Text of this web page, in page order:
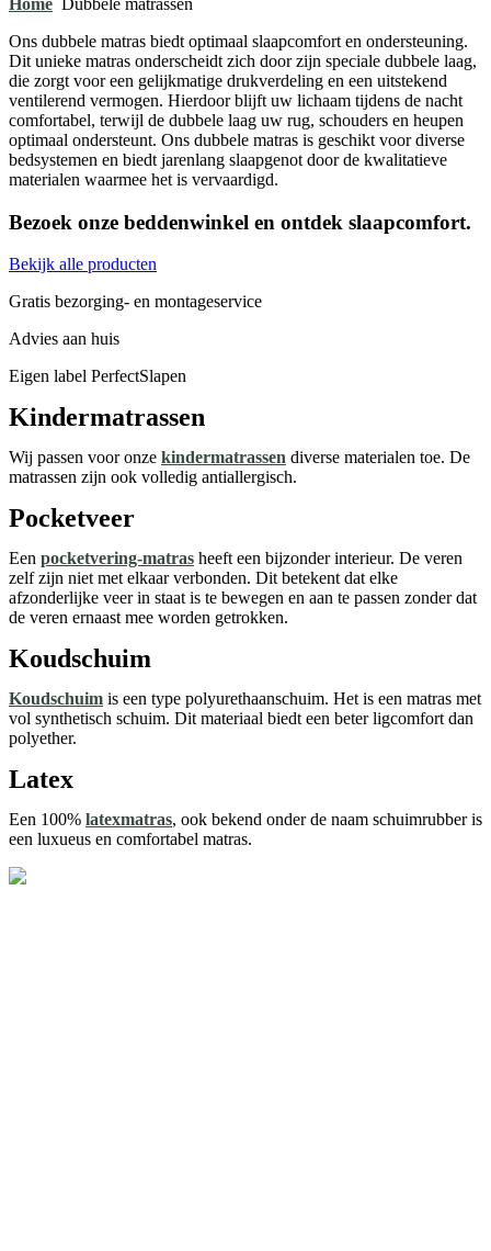
Ons dubbele matras biedt optimaal slaapcomfort en ondersteuning.
Dit unieke matras onderscheidt zich door zijn speciale dubbele laag,
die zorgt voor een gelijkmatige drukverdeling en een uitstekend
ventilerend vermogen. Hierdoor blijft uw lichaam tijdens de nacht
comfortabel, terwijl de dubbele laag uw rug, schouders en heupen
optimaal ondersteunt. Ons dubbele matras is geschikt voor diverse
bedsystemen en biedt jarenlang slaapgenot door de kwalitatieve
materialen waarmee het is vervaardigd.
Bezoek onze beddenwinkel en ontdek slaapcomfort.
Bekijk alle producten
Gratis bezorging- en montageservice
Advies aan huis
Eigen label PerfectSlapen
Kindermatrassen
Wij passen voor onze kindermatrassen diverse materialen toe. De
matrassen zijn ook volledig antiallergisch.
Pocketveer
Een pocketvering-matras heeft een bijzonder interieur. De veren
zelf zijn niet met elkaar verbonden. Dit betekent dat elke
afzonderlijke veer in staat is te bewegen en aan te passen zonder dat
de veren ernaast mee worden getrokken.
Koudschuim
Koudschuim is een type polyurethaanschuim. Het is een matras met
vol synthetisch schuim. Dit materiaal biedt een beter ligcomfort dan
polyether.
Latex
Een 100% latexmatras, ook bekend onder de naam schuimrubber is
een luxueus en comfortabel matras.